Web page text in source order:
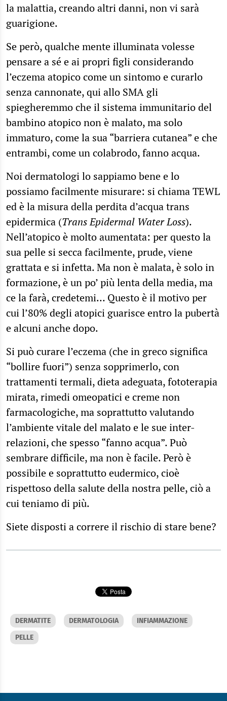
la malattia, creando altri danni, non vi sarà
guarigione.
Se però, qualche mente illuminata volesse
pensare a sé e ai propri figli considerando
l’eczema atopico come un sintomo e curarlo
senza cannonate, qui allo SMA gli
spiegheremmo che il sistema immunitario del
bambino atopico non è malato, ma solo
immaturo, come la sua “barriera cutanea” e che
entrambi, come un colabrodo, fanno acqua.
Noi dermatologi lo sappiamo bene e lo
possiamo facilmente misurare: si chiama TEWL
ed è la misura della perdita d’acqua trans
epidermica (Trans Epidermal Water Loss).
Nell’atopico è molto aumentata: per questo la
sua pelle si secca facilmente, prude, viene
grattata e si infetta. Ma non è malata, è solo in
formazione, è un po’ più lenta della media, ma
ce la farà, credetemi… Questo è il motivo per
cui l’80% degli atopici guarisce entro la pubertà
e alcuni anche dopo.
Si può curare l’eczema (che in greco significa
“bollire fuori”) senza sopprimerlo, con
trattamenti termali, dieta adeguata, fototerapia
mirata, rimedi omeopatici e creme non
farmacologiche, ma soprattutto valutando
l’ambiente vitale del malato e le sue inter-
relazioni, che spesso “fanno acqua”. Può
sembrare difficile, ma non è facile. Però è
possibile e soprattutto eudermico, cioè
rispettoso della salute della nostra pelle, ciò a
cui teniamo di più.
Siete disposti a correre il rischio di stare bene?
DERMATITE DERMATOLOGIA
INFIAMMAZIONE
PELLE